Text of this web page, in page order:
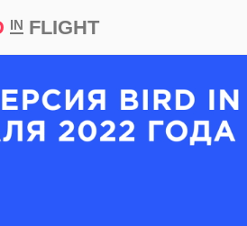
INFLIGHT